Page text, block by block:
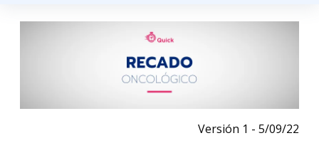
Versión 1 - 5/09/22